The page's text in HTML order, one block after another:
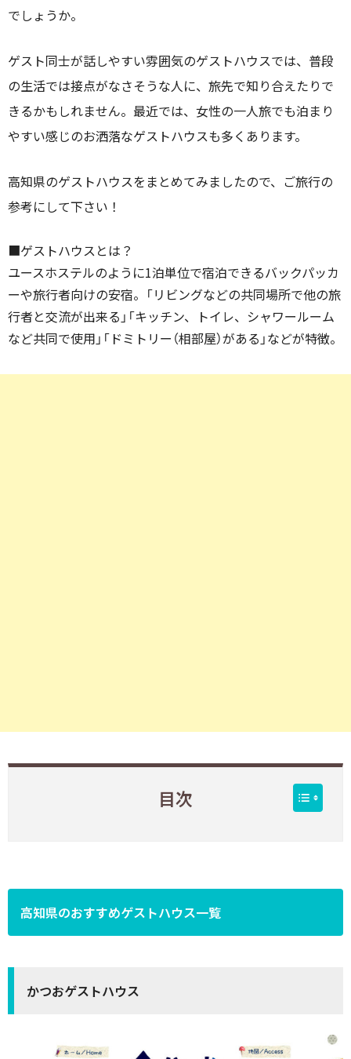
でしょうか。
ゲスト同士が話しやすい雰囲気のゲストハウスでは、普段
の生活では接点がなさそうな人に、旅先で知り合えたりで
きるかもしれません。最近では、女性の一人旅でも泊まり
やすい感じのお洒落なゲストハウスも多くあります。
高知県のゲストハウスをまとめてみましたので、ご旅行の
参考にして下さい！
■ゲストハウスとは？
ユースホステルのように1泊単位で宿泊できるバックパッカ
ーや旅行者向けの安宿。「リビングなどの共同場所で他の旅
行者と交流が出来る」「キッチン、トイレ、シャワールーム
など共同で使用」「ドミトリー（相部屋）がある」などが特徴。
目次
高知県のおすすめゲストハウス一覧
かつおゲストハウス